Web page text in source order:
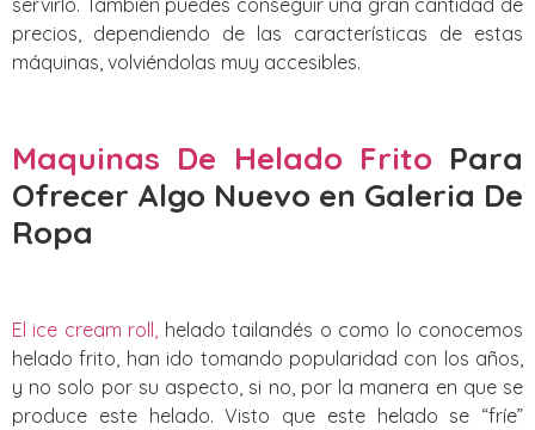
precios, dependiendo de las características de estas
máquinas, volviéndolas muy accesibles.
Maquinas De Helado Frito Para
Ofrecer Algo Nuevo en Galeria De
Ropa
El ice cream roll, helado tailandés o como lo conocemos
helado frito, han ido tomando popularidad con los años,
y no solo por su aspecto, si no, por la manera en que se
produce este helado. Visto que este helado se “fríe”